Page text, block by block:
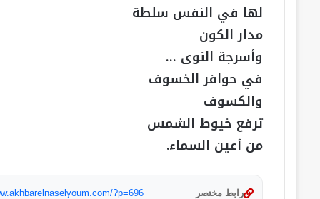
لها في النفس سلطة
مدار الكون
وأسرجة النوى …
في حوافر الخسوف
والكسوف
ترفع خيوط الشمس
من أعين السماء.
رابط مختصر ?p=696